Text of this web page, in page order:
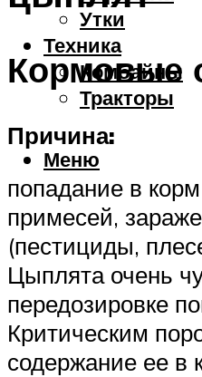
Утки
Техника
Комбайны
Тракторы
Меню
Кормовые
Причина:
попадание в
примесей,
(пестициды,
Цыплята очень
передозировке
Критическим
содержание ее в